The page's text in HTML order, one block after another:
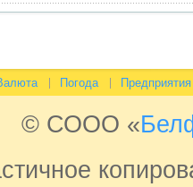
Погода Предприятия
© СООО «